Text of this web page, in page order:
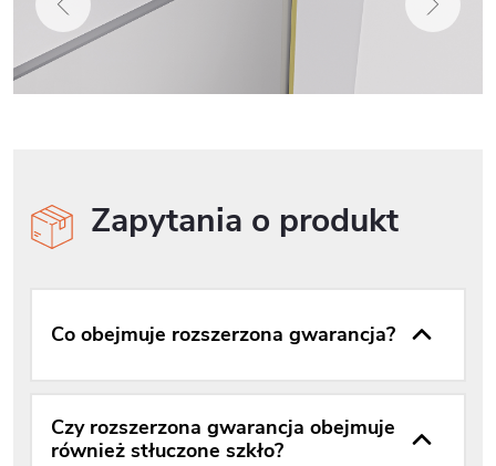
Zapytania o produkt
Co obejmuje rozszerzona gwarancja?
Czy rozszerzona gwarancja obejmuje
również stłuczone szkło?